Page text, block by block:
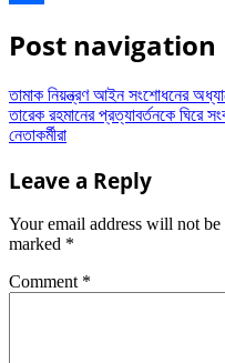
Post navigation
তামাক নিয়ন্ত্রণ আইন সংশোধনের
তারেক রহমানের প্রত্যাবর্তনকে ঘিরে
নেতাকর্মীরা
Leave a Reply
Your email address will not be
marked *
Comment *